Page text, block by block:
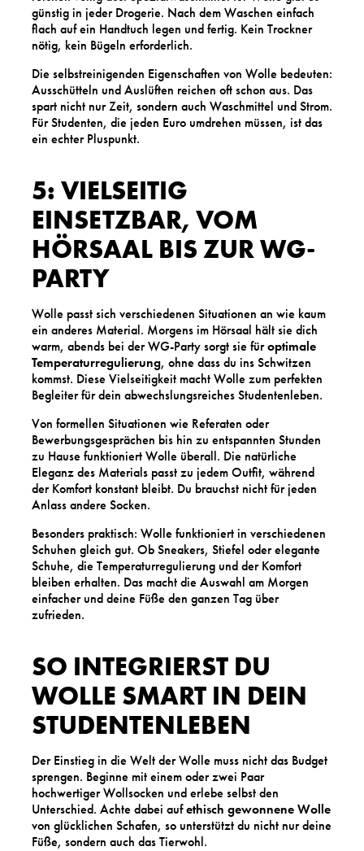
günstig in jeder Drogerie. Nach dem Waschen einfach
flach auf ein Handtuch legen und fertig. Kein Trockner
nötig, kein Bügeln erforderlich.
Die selbstreinigenden Eigenschaften von Wolle bedeuten:
Ausschütteln und Auslüften reichen oft schon aus. Das
spart nicht nur Zeit, sondern auch Waschmittel und Strom.
Für Studenten, die jeden Euro umdrehen müssen, ist das
ein echter Pluspunkt.
5: VIELSEITIG
EINSETZBAR, VOM
HÖRSAAL BIS ZUR WG-
PARTY
Wolle passt sich verschiedenen Situationen an wie kaum
ein anderes Material. Morgens im Hörsaal hält sie dich
warm, abends bei der WG-Party sorgt sie füroptimale
Temperaturregulierung, ohne dass du ins Schwitzen
kommst. Diese Vielseitigkeit macht Wolle zum perfekten
Begleiter für dein abwechslungsreiches Studentenleben.
Von formellen Situationen wie Referaten oder
Bewerbungsgesprächen bis hin zu entspannten Stunden
zu Hause funktioniert Wolle überall. Die natürliche
Eleganz des Materials passt zu jedem Outfit, während
der Komfort konstant bleibt. Du brauchst nicht für jeden
Anlass andere Socken.
Besonders praktisch: Wolle funktioniert in verschiedenen
Schuhen gleich gut. Ob Sneakers, Stiefel oder elegante
Schuhe, die Temperaturregulierung und der Komfort
bleiben erhalten. Das macht die Auswahl am Morgen
einfacher und deine Füße den ganzen Tag über
zufrieden.
SO INTEGRIERST DU
WOLLE SMART IN DEIN
STUDENTENLEBEN
Der Einstieg in die Welt der Wolle muss nicht das Budget
sprengen. Beginne mit einem oder zwei Paar
hochwertiger Wollsocken und erlebe selbst den
Unterschied. Achte dabei aufethisch gewonnene Wolle
von glücklichen Schafen, so unterstützt du nicht nur deine
Füße, sondern auch das Tierwohl.